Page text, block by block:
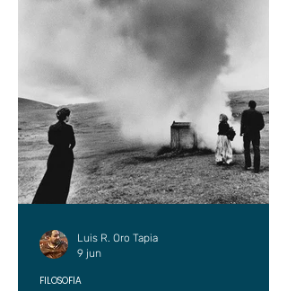
FILOSOFÍA
Luis R. Oro Tapia
9 jun